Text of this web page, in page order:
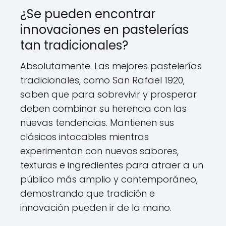
¿Se pueden encontrar
innovaciones en pastelerías
tan tradicionales?
Absolutamente. Las mejores pastelerías
tradicionales, como San Rafael 1920,
saben que para sobrevivir y prosperar
deben combinar su herencia con las
nuevas tendencias. Mantienen sus
clásicos intocables mientras
experimentan con nuevos sabores,
texturas e ingredientes para atraer a un
público más amplio y contemporáneo,
demostrando que tradición e
innovación pueden ir de la mano.